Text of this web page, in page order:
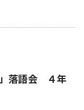
落語会 ４年